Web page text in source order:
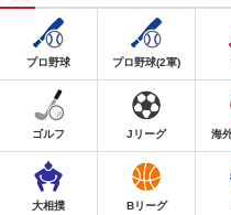
プロ野球 プロ野球(2軍)
ゴルフ Jリーグ 海
大相撲 Bリーグ